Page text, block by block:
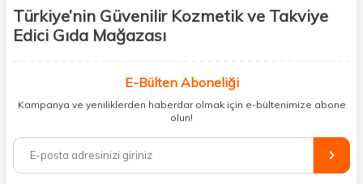
Türkiye’nin Güvenilir Kozmetik ve Takviye
Edici Gıda Mağazası
kişisel bakım hem de takviye edici gıda ürünlerini sizlerle
buluşturuyoruz. Artık mağaza mağaza dolaşmanıza gerek yok;
ihtiyacınız olan her şeyi tek bir çatı altında topluyor ve kapınıza kadar
%100 orijinal kozmetik ve sağlık ürünleriyle güzelliğinizi tamamlayabilir,
vücudunuzu desteklemek için güvenilir takviye edici gıdalara
E-Bülten Aboneliği
Kampanya ve yeniliklerden haberdar olmak için e-bültenimize abone
olun!